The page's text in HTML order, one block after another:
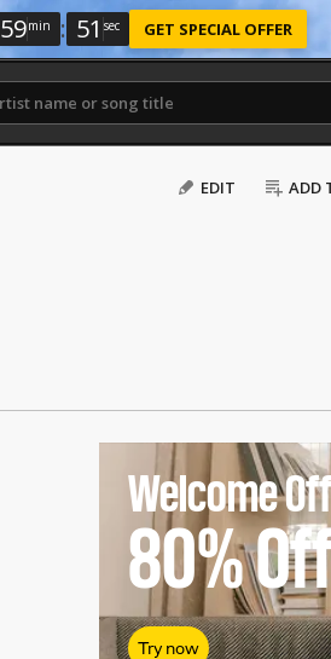
59min : 50 sec GET SPECIAL OFFER
EDIT ADD
Welcome
80%
Try now